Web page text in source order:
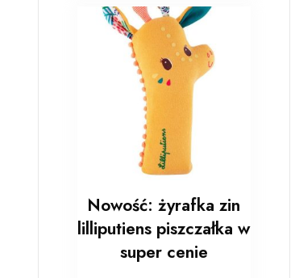
Nowość: żyrafka zin
lilliputiens piszczałka w
super cenie